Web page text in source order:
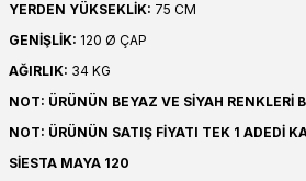
YERDEN YÜKSEKLİK: 75 CM
GENİŞLİK: 120 Ø ÇAP
AĞIRLIK: 34 KG
NOT: ÜRÜNÜN BEYAZ VE SİYAH RENKLERİ
NOT: ÜRÜNÜN SATIŞ FİYATI TEK 1 ADEDİ
SİESTA MAYA 120